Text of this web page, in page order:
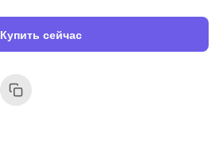
Купить сейчас